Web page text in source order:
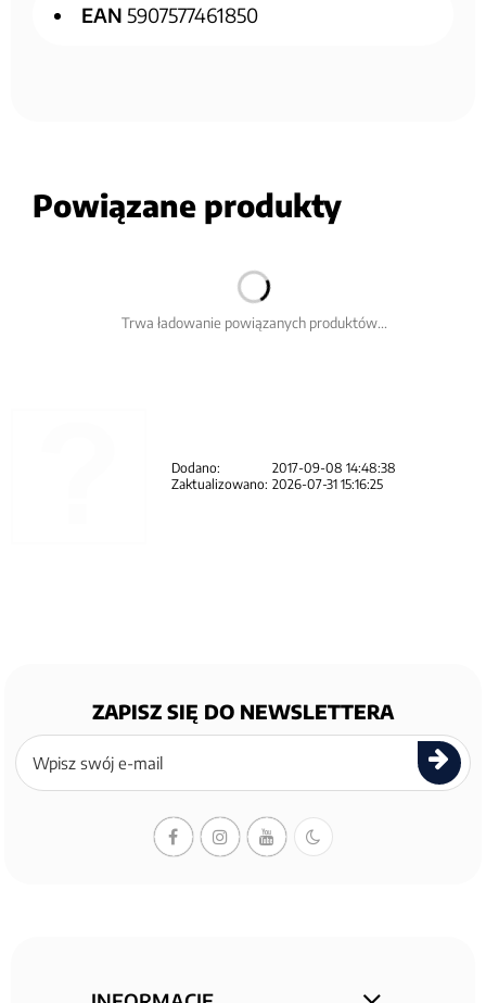
EAN 5907577461850
Powiązane produkty
Trwa ładowanie powiązanych produktów...
Dodano:
2017-09-08 14:48:38
Zaktualizowano: 2026-07-31 15:16:25
ZAPISZ SIĘ DO NEWSLETTERA
Zapisz
się
newslettera